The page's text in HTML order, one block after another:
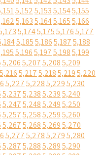
5,1525,1535,1545,155
5,1635,1645,1655,166
5,1745,1755,1765,177
5,1855,1865,1875,188
5,1965,1975,1985,199
5,2065,2075,2085,209
5,2165,2175,2185,2195,220
5,2275,2285,2295,230
5,2375,2385,2395,240
5,2475,2485,2495,250
5,2575,2585,2595,260
5,2675,2685,2695,270
5,2775,2785,2795,280
5,2875,2885,2895,290